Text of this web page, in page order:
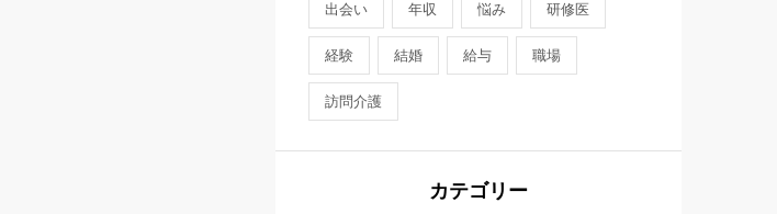
出会い 年収 悩み 研修医
経験 結婚 給与 職場
訪問介護
カテゴリー